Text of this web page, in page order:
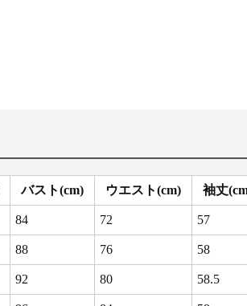
バスト(cm) ウエスト(cm) 袖丈
84 72 57
88 76 58
92 80 58.5